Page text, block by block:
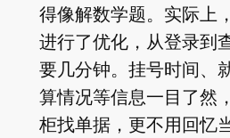
得像解数学题。实际上
进行了优化，从登录到
要几分钟。挂号时间、
算情况等信息一目了然
柜找单据，更不用回忆